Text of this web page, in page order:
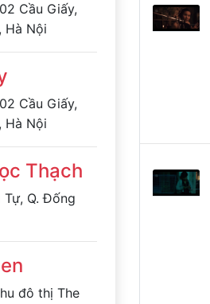
Cầu Giấy,
Hà Nội
Cầu Giấy,
Hà Nội
Thạch
Tự, Q. Đống
đô thị The